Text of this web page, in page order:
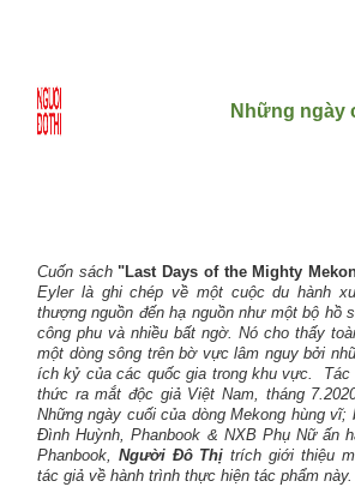
Những ngày
Cuốn sách"Last Days of the Mighty
Eyler là ghi chép về một cuộc du hành
thượng nguồn đến hạ nguồn như một bộ hồ
công phu và nhiều bất ngờ. Nó cho thấy
một dòng sông trên bờ vực lâm nguy bởi
ích kỷ của các quốc gia trong khu vực. Tác
thức ra mắt độc giả Việt Nam, tháng
Những ngày cuối của dòng Mekong hùng vĩ;
Đình Huỳnh, Phanbook & NXB Phụ Nữ ấn
Phanbook, Người Đô Thị trích giới thiệu
tác giả về hành trình thực hiện tác phẩm này.